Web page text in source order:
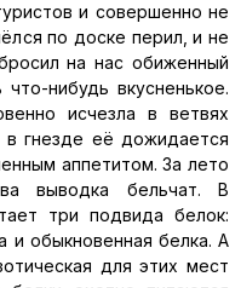
и совершенно не
по доске перил, и не
на нас обиженный
нибудь вкусненькое.
исчезла в ветвях
гнезде её дожидается
аппетитом. За лето
выводка бельчат. В
три подвида белок:
и обыкновенная белка. А
для этих мест